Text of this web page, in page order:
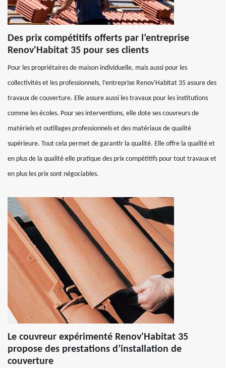
Des prix compétitifs offerts par l’entreprise
Renov'Habitat 35 pour ses clients
Pour les propriétaires de maison individuelle, mais aussi pour les
collectivités et les professionnels, l’entreprise Renov'Habitat 35 assure des
travaux de couverture. Elle assure aussi les travaux pour les institutions
comme les écoles. Pour ses interventions, elle dote ses couvreurs de
matériels et outillages professionnels et des matériaux de qualité
supérieure. Tout cela permet de garantir la qualité. Elle offre la qualité et
en plus de la qualité elle pratique des prix compétitifs pour tout travaux et
en plus les prix sont négociables.
Le couvreur expérimenté Renov'Habitat 35
propose des prestations d’installation de
couverture